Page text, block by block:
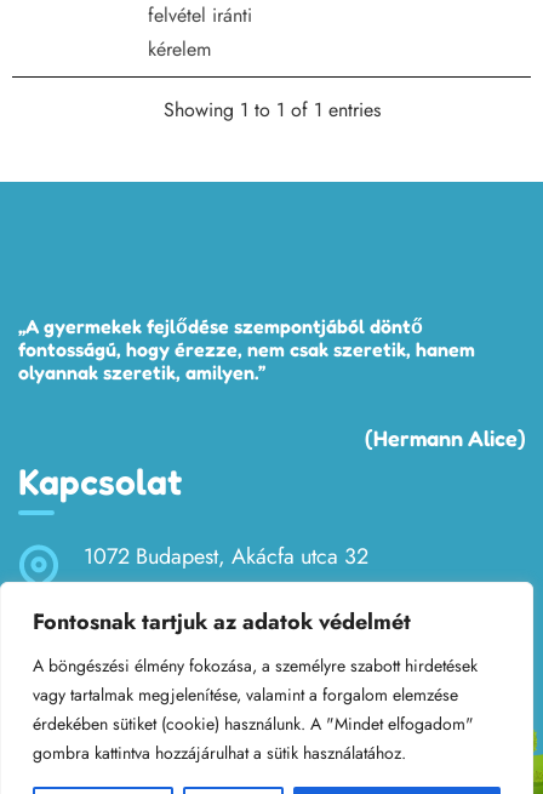
Fontosnak tartjuk az adatok védelmét
A böngészési élmény fokozása, a személyre szabott hirdetések
vagy tartalmak megjelenítése, valamint a forgalom elemzése
érdekében sütiket (cookie) használunk. A "Mindet elfogadom"
gombra kattintva hozzájárulhat a sütik használatához.
felvétel iránti
kérelem
Showing 1 to 1 of 1 entries
„A gyermekek fejlődése szempontjából döntő
fontosságú, hogy érezze, nem csak szeretik, hanem
olyannak szeretik, amilyen.”
(Hermann Alice)
Kapcsolat
1072 Budapest, Akácfa utca 32
bobitaovoda32@gmail.com
+36 (1) 321-3675